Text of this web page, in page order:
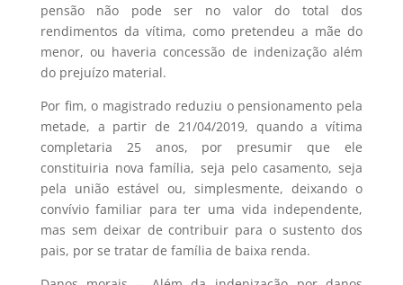
pensão não pode ser no valor do total dos
rendimentos da vítima, como pretendeu a mãe do
menor, ou haveria concessão de indenização além
do prejuízo material.
Por fim, o magistrado reduziu o pensionamento pela
metade, a partir de 21/04/2019, quando a vítima
completaria 25 anos, por presumir que ele
constituiria nova família, seja pelo casamento, seja
pela união estável ou, simplesmente, deixando o
convívio familiar para ter uma vida independente,
mas sem deixar de contribuir para o sustento dos
pais, por se tratar de família de baixa renda.